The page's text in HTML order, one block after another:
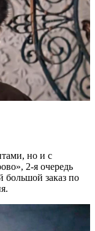
но и с
2-я очередь
большой заказ по